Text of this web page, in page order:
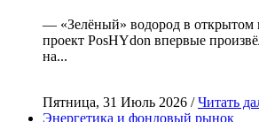
— «Зелёный» водород в
проект PosHYdon впервые
на...
Пятница, 31 Июль 2026 /Читать
Энергетика и фондовый рынок